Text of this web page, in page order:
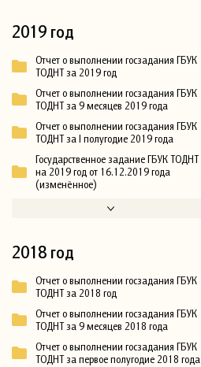
2019 год
Отчет о выполнении госзадания ГБУК
ТОДНТ за 2019 год
Отчет о выполнении госзадания ГБУК
ТОДНТ за 9 месяцев 2019 года
Отчет о выполнении госзадания ГБУК
ТОДНТ за I полугодие 2019 года
Государственное задание ГБУК ТОДНТ
на 2019 год от 16.12.2019 года
(изменённое)
2018 год
Отчет о выполнении госзадания ГБУК
ТОДНТ за 2018 год
Отчет о выполнении госзадания ГБУК
ТОДНТ за 9 месяцев 2018 года
Отчет о выполнении госзадания ГБУК
ТОДНТ за первое полугодие 2018 года